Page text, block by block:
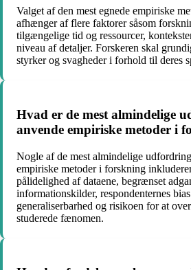
Valget af den mest egnede empiriske
afhænger af flere faktorer såsom
tilgængelige tid og ressourcer,
niveau af detaljer. Forskeren skal
styrker og svagheder i forhold til deres
Hvad er de mest almindelige
anvende empiriske metoder i
Nogle af de mest almindelige
empiriske metoder i forskning
pålidelighed af dataene, begrænset
informationskilder, respondenternes
generaliserbarhed og risikoen for at
studerede fænomen.